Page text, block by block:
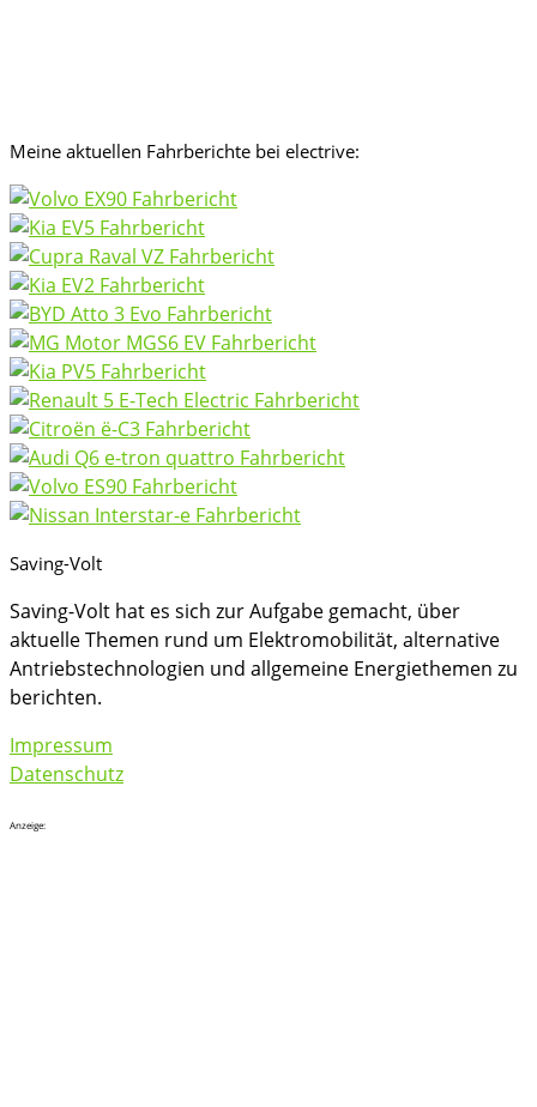
Meine aktuellen Fahrberichte bei electrive:
Saving-Volt
Saving-Volt hat es sich zur Aufgabe gemacht, über
aktuelle Themen rund um Elektromobilität, alternative
Antriebstechnologien und allgemeine Energiethemen zu
berichten.
Impressum
Datenschutz
Anzeige: